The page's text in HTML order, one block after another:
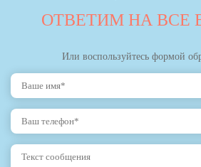
ОТВЕТИМ НА ВСЕ
Или воспользуйтесь формой